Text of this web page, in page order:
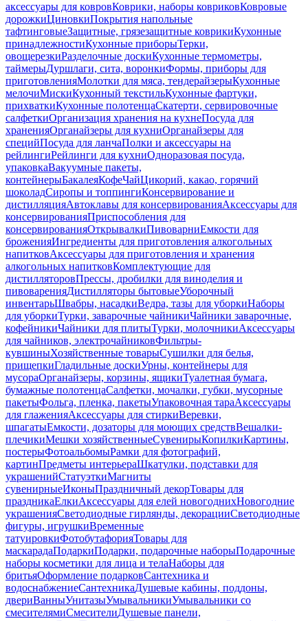
аксессуары для ковровКоврики, наборы ковриковКовровые
дорожкиЦиновкиПокрытия напольные
тафтинговыеЗащитные, грязезащитные коврикиКухонные
принадлежностиКухонные приборыТерки,
овощерезкиРазделочные доскиКухонные термометры,
таймерыДуршлаги, сита, воронкиФормы, приборы для
приготовленияМолотки для мяса, тендерайзерыКухонные
мелочиМискиКухонный текстильКухонные фартуки,
прихваткиКухонные полотенцаСкатерти, сервировочные
салфеткиОрганизация хранения на кухнеПосуда для
храненияОрганайзеры для кухниОрганайзеры для
специйПосуда для ланчаПолки и аксессуары на
рейлингиРейлинги для кухниОдноразовая посуда,
упаковкаВакуумные пакеты,
контейнерыБакалеяКофеЧайЦикорий, какао, горячий
шоколадСиропы и топпингиКонсервирование и
дистилляцияАвтоклавы для консервированияАксессуары для
консервированияПриспособления для
консервированияОткрывалкиПивоварниЕмкости для
броженияИнгредиенты для приготовления алкогольных
напитковАксессуары для приготовления и хранения
алкогольных напитковКомплектующие для
дистилляторовПрессы, дробилки для виноделия и
пивоваренияДистилляторы бытовыеУборочный
инвентарьШвабры, насадкиВедра, тазы для уборкиНаборы
для уборкиТурки, заварочные чайникиЧайники заварочные,
кофейникиЧайники для плитыТурки, молочникиАксессуары
для чайников, электрочайниковФильтры-
кувшиныХозяйственные товарыСушилки для белья,
прищепкиГладильные доскиУрны, контейнеры для
мусораОрганайзеры, корзины, ящикиТуалетная бумага,
бумажные полотенцаСалфетки, мочалки, губки, мусорные
пакетыФольга, пленка, пакетыУпаковочная тараАксессуары
для глаженияАксессуары для стиркиВеревки,
шпагатыЕмкости, дозаторы для моющих средствВешалки-
плечикиМешки хозяйственныеСувенирыКопилкиКартины,
постерыФотоальбомыРамки для фотографий,
картинПредметы интерьераШкатулки, подставки для
украшенийСтатуэткиМагниты
сувенирныеИконыПраздничный декорТовары для
праздникаЕлкиАксессуары для елей новогоднихНовогодние
украшенияСветодиодные гирлянды, декорацииСветодиодные
фигуры, игрушкиВременные
татуировкиФотобутафорияТовары для
маскарадаПодаркиПодарки, подарочные наборыПодарочные
наборы косметики для лица и телаНаборы для
бритьяОформление подарковСантехника и
водоснабжениеСантехникаДушевые кабины, поддоны,
двериВанныУнитазыУмывальникиУмывальники со
смесителямиСмесителиДушевые панели,